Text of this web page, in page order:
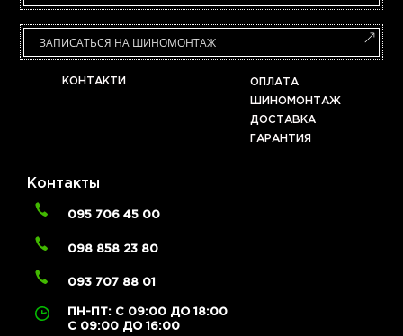
ЗАПИСАТЬСЯ НА ШИНОМОНТАЖ
КОНТАКТИ
ОПЛАТА
ШИНОМОНТАЖ
ДОСТАВКА
ГАРАНТИЯ
Контакты
095 706 45 00
098 858 23 80
093 707 88 01
ПН-ПТ: С 09:00 ДО 18:00
С 09:00 ДО 16:00